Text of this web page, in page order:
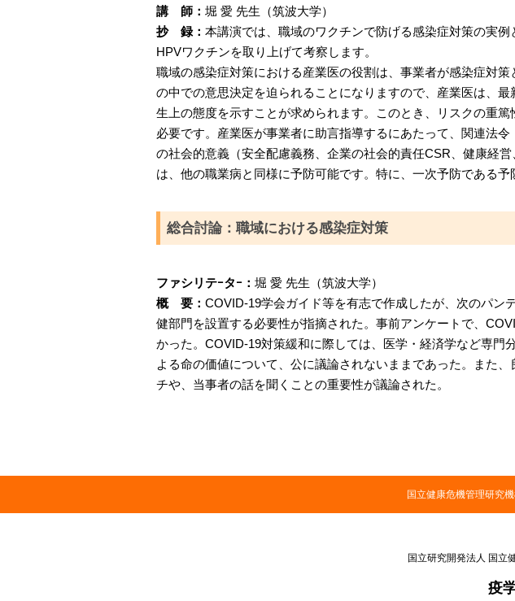
講 師： 堀 愛 先生（筑波大学）
抄 録： 本講演では、職域のワクチンで防げる感染症対策の実
HPVワクチンを取り上げて考察します。
職域の感染症対策における産業医の役割は、事業者が感染症対
の中での意思決定を迫られることになりますので、産業医は、
生上の態度を示すことが求められます。このとき、リスクの重
必要です。産業医が事業者に助言指導するにあたって、関連法
の社会的意義（安全配慮義務、企業の社会的責任CSR、健康経
は、他の職業病と同様に予防可能です。特に、一次予防である
総合討論：職域における感染症対策
ファシリテｰタｰ： 堀 愛 先生（筑波大学）
概 要： COVID-19学会ガイド等を有志で作成したが、次のパン
健部門を設置する必要性が指摘された。事前アンケートで、
かった。COVID-19対策緩和に際しては、医学・経済学など専
よる命の価値について、公に議論されないままであった。また
チや、当事者の話を聞くことの重要性が議論された。
国立健康危機管理研究
国立研究開発法人 国立
疫